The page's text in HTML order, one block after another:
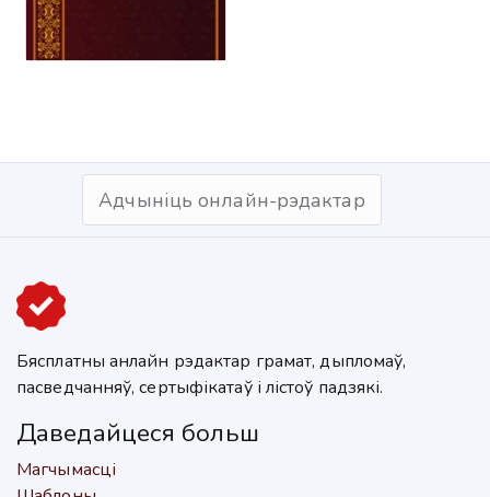
Адчыніць онлайн-рэдактар
Бясплатны анлайн рэдактар грамат, дыпломаў,
пасведчанняў, сертыфікатаў і лістоў падзякі.
Даведайцеся больш
Магчымасці